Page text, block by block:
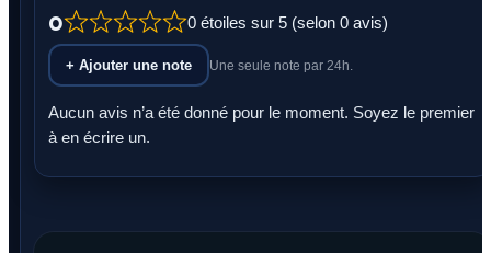
0 0 étoiles sur 5 (selon 0 avis)
+ Ajouter une note Une seule note par 24h.
Aucun avis n’a été donné pour le moment. Soyez le premier
à en écrire un.